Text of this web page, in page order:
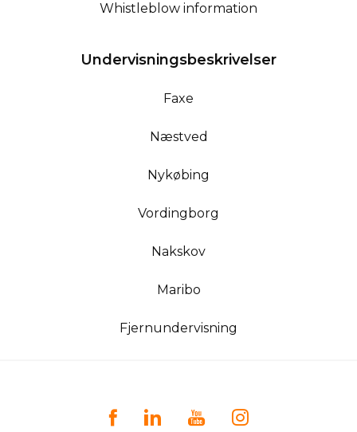
Whistleblow information
Undervisningsbeskrivelser
Faxe
Næstved
Nykøbing
Vordingborg
Nakskov
Maribo
Fjernundervisning